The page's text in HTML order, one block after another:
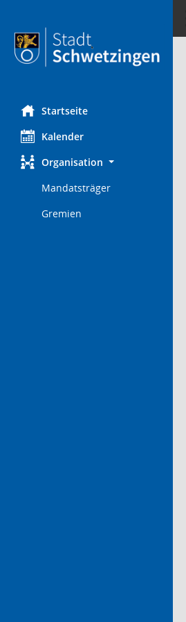
Startseite
Kalender
Organisation
Mandatsträger
Gremien